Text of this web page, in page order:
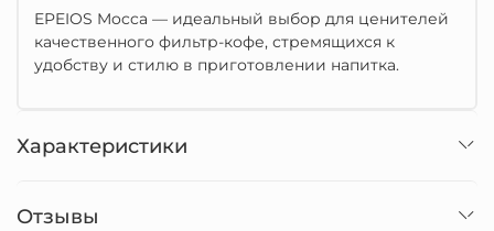
EPEIOS Mocca — идеальный выбор для ценителей
качественного фильтр-кофе, стремящихся к
удобству и стилю в приготовлении напитка.
Характеристики
Отзывы